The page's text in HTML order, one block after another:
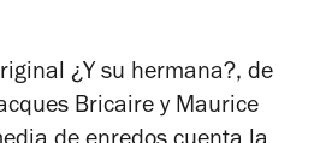
¿Y su hermana?, de
Bricaire y Maurice